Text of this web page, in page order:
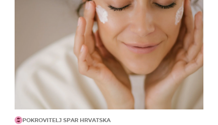
POKROVITELJ SPAR HRVATSKA